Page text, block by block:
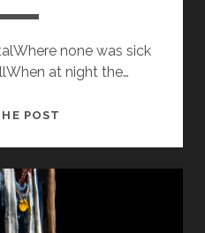
none was sick
at night the…
POST